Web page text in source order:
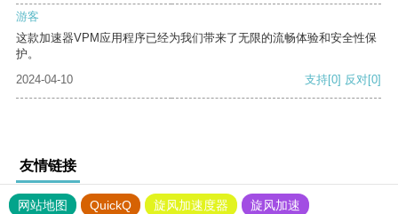
游客
这款加速器VPM应用程序已经为我们带来了无限的流畅体验和安全性保
护。
2024-04-10
支持[0] 反对[0]
友情链接
网站地图 QuickQ 旋风加速度器
旋风加速